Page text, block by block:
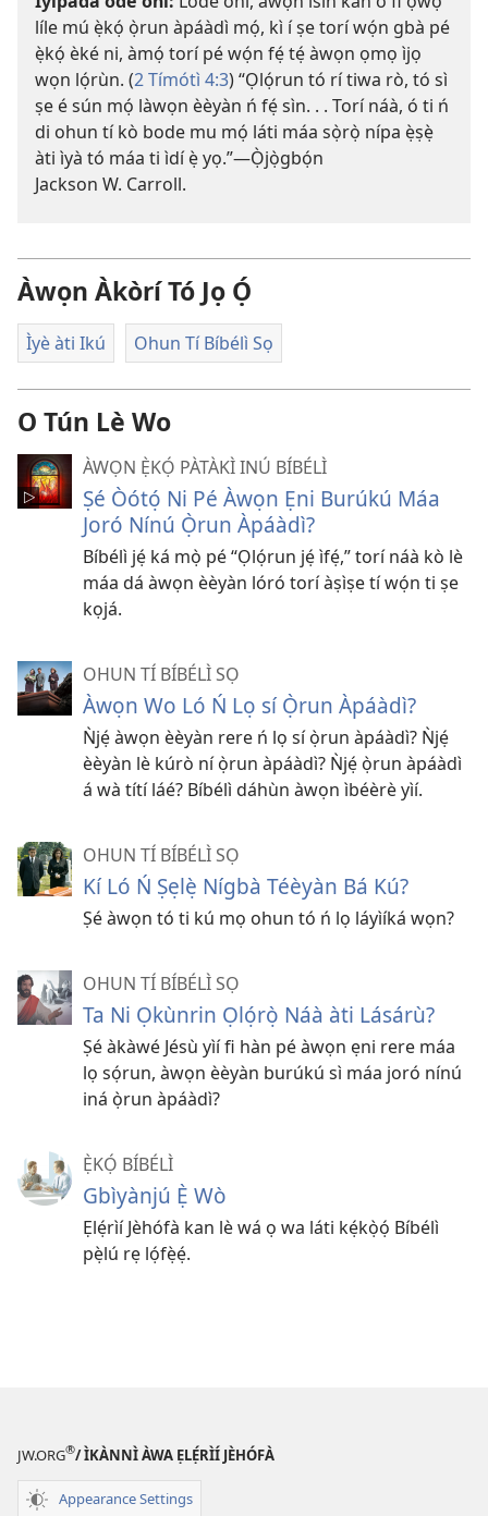
líle mú ẹ̀kọ́ ọ̀run àpáàdì mọ́, kì í ṣe torí wọ́n gbà pé
ẹ̀kọ́ èké ni, àmọ́ torí pé wọ́n fẹ́ tẹ́ àwọn ọmọ ìjọ
wọn lọ́rùn. (2 Tímótì 4:3) “Ọlọ́run tó rí tiwa rò, tó sì
ṣe é sún mọ́ làwọn èèyàn ń fẹ́ sìn. . . Torí náà, ó ti ń
di ohun tí kò bode mu mọ́ láti máa sọ̀rọ̀ nípa ẹ̀ṣẹ̀
àti ìyà tó máa ti ìdí ẹ̀ yọ.”​—Ọ̀jọ̀gbọ́n
Jackson W. Carroll.
Àwọn Àkòrí Tó Jọ Ọ́
Ìyè àti Ikú Ohun Tí Bíbélì Sọ
O Tún Lè Wo
ÀWỌN Ẹ̀KỌ́ PÀTÀKÌ INÚ BÍBÉLÌ
Ṣé Òótọ́ Ni Pé Àwọn Ẹni Burúkú Máa
Joró Nínú Ọ̀run Àpáàdì?
Bíbélì jẹ́ ká mọ̀ pé “Ọlọ́run jẹ́ ìfẹ́,” torí náà kò lè
máa dá àwọn èèyàn lóró torí àṣìṣe tí wọ́n ti ṣe
kọjá.
OHUN TÍ BÍBÉLÌ SỌ
Àwọn Wo Ló Ń Lọ sí Ọ̀run Àpáàdì?
Ǹjẹ́ àwọn èèyàn rere ń lọ sí ọ̀run àpáàdì? Ǹjẹ́
èèyàn lè kúrò ní ọ̀run àpáàdì? Ǹjẹ́ ọ̀run àpáàdì
á wà títí láé? Bíbélì dáhùn àwọn ìbéèrè yìí.
OHUN TÍ BÍBÉLÌ SỌ
Kí Ló Ń Ṣẹlẹ̀ Nígbà Téèyàn Bá Kú?
Ṣé àwọn tó ti kú mọ ohun tó ń lọ láyìíká wọn?
OHUN TÍ BÍBÉLÌ SỌ
Ta Ni Ọkùnrin Ọlọ́rọ̀ Náà àti Lásárù?
Ṣé àkàwé Jésù yìí fi hàn pé àwọn ẹni rere máa
lọ sọ́run, àwọn èèyàn burúkú sì máa joró nínú
iná ọ̀run àpáàdì?
Ẹ̀KỌ́ BÍBÉLÌ
Gbìyànjú Ẹ̀ Wò
Ẹlẹ́rìí Jèhófà kan lè wá ọ wa láti kẹ́kọ̀ọ́ Bíbélì
pẹ̀lú rẹ lọ́fẹ̀ẹ́.
JW.ORG®/ ÌKÀNNÌ ÀWA ẸLẸ́RÌÍ JÈHÓFÀ
Appearance Settings